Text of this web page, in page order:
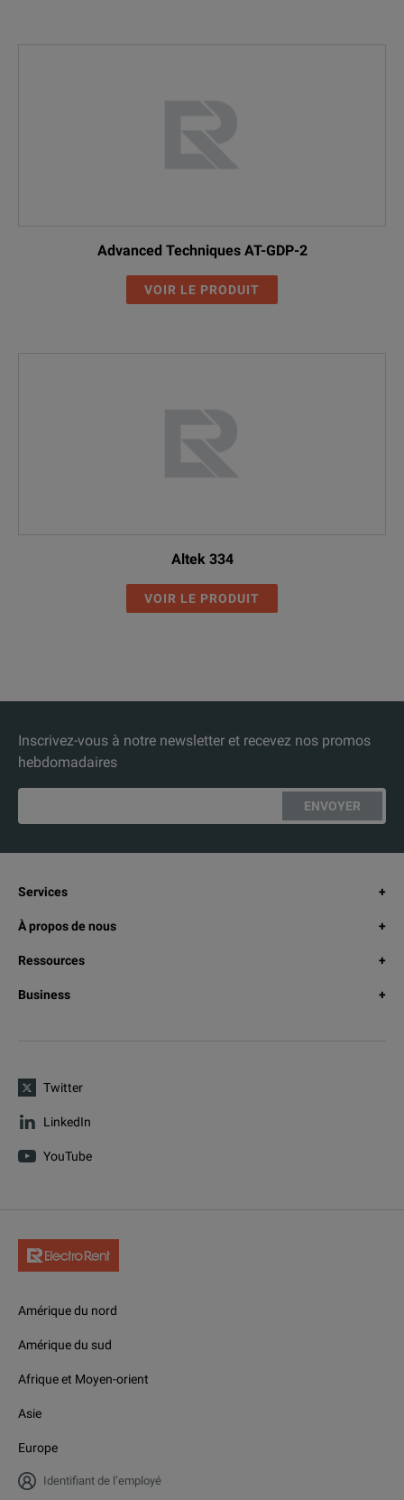
Advanced Techniques AT-GDP-2
VOIR LE PRODUIT
Altek 334
VOIR LE PRODUIT
Inscrivez-vous à notre newsletter et recevez nos promos
hebdomadaires
ENVOYER
Services
À propos de nous
Ressources
Business
Twitter
LinkedIn
YouTube
Amérique du nord
Amérique du sud
Afrique et Moyen-orient
Asie
Europe
Identifiant de l’employé